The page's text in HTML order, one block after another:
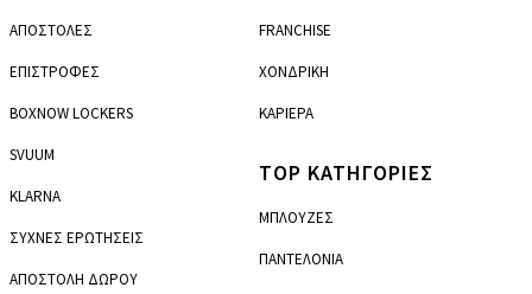
ΑΠΟΣΤΟΛΕΣ
ΕΠΙΣΤΡΟΦΕΣ
BOXNOW LOCKERS
SVUUM
KLARNA
ΣΥΧΝΕΣ ΕΡΩΤΗΣΕΙΣ
ΑΠΟΣΤΟΛΗ ΔΩΡΟΥ
FRANCHISE
ΧΟΝΔΡΙΚΗ
ΚΑΡΙΕΡΑ
TOP ΚΑΤΗΓΟΡΙΕΣ
ΜΠΛΟΥΖΕΣ
ΠΑΝΤΕΛΟΝΙΑ